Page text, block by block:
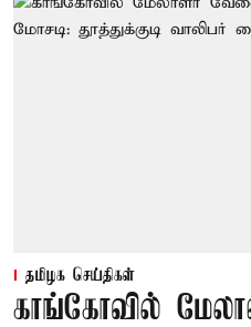
தமிழக செய்திகள்
காங்கோவில்